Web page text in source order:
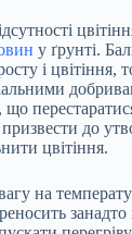
у ґрунті.
і цвітіння,
до
цвітіння.
на